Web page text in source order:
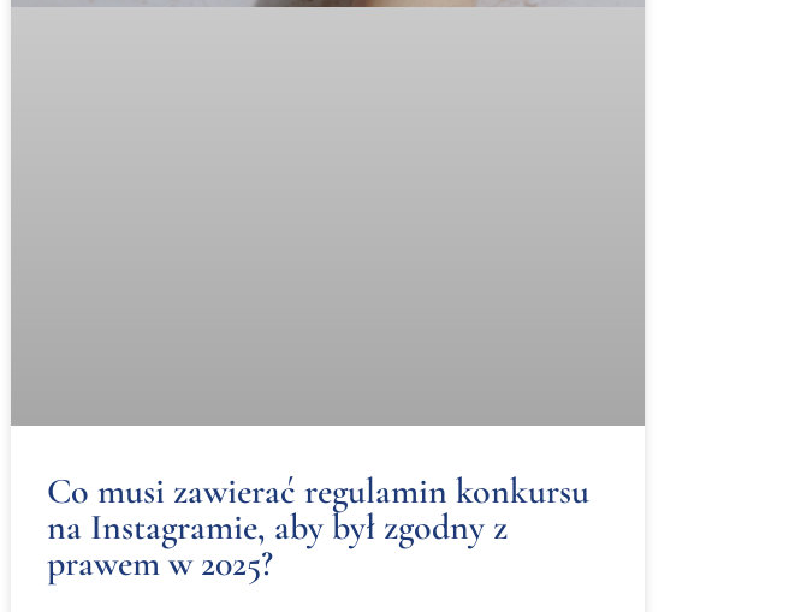
Co musi zawierać regulamin konkursu
na Instagramie, aby był zgodny z
prawem w 2025?